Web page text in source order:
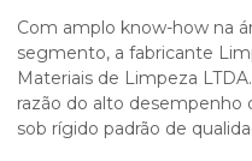
Com amplo know-how na
segmento, a fabricante
Materiais de Limpeza
razão do alto desempenho
sob rígido padrão de